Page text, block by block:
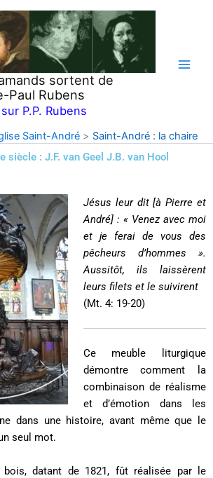
sortent de
Paul Rubens
P.P. Rubens
Saint-André
Saint-André : la chaire
siècle : J.F. van Geel J.B. van Hool
Jésus leur dit [à Pierre et
André] : « Venez avec moi
et je ferai de vous des
pêcheurs d’hommes ».
Aussitôt, ils laissèrent
leurs filets et le suivirent
(Mt. 4: 19-20)
Ce meuble liturgique
démontre comment la
combinaison de réalisme
et d’émotion dans les
dans une histoire, avant même que le
seul mot.
datant de 1821, fût réalisée par le